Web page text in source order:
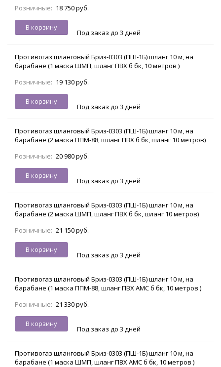
Розничные: 18 750 руб.
В корзину
Под заказ до 3 дней
Противогаз шланговый Бриз-0303 (ПШ-1Б) шланг 10 м, на
барабане (1 маска ШМП, шланг ПВХ б бк, 10 метров )
Розничные: 19 130 руб.
В корзину
Под заказ до 3 дней
Противогаз шланговый Бриз-0303 (ПШ-1Б) шланг 10 м, на
барабане (2 маска ППМ-88, шланг ПВХ б бк, шланг 10 метров)
Розничные: 20 980 руб.
В корзину
Под заказ до 3 дней
Противогаз шланговый Бриз-0303 (ПШ-1Б) шланг 10 м, на
барабане (2 маска ШМП, шланг ПВХ б бк, шланг 10 метров)
Розничные: 21 150 руб.
В корзину
Под заказ до 3 дней
Противогаз шланговый Бриз-0303 (ПШ-1Б) шланг 10 м, на
барабане (1 маска ППМ-88, шланг ПВХ АМС б бк, 10 метров )
Розничные: 21 330 руб.
В корзину
Под заказ до 3 дней
Противогаз шланговый Бриз-0303 (ПШ-1Б) шланг 10 м, на
барабане (1 маска ШМП, шланг ПВХ АМС б бк, 10 метров )